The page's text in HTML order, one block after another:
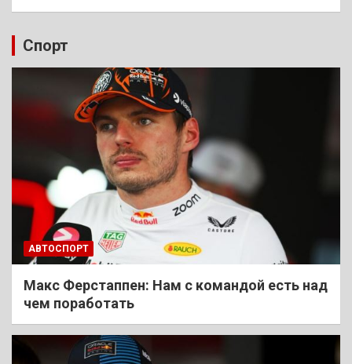
Спорт
АВТОСПОРТ
Макс Ферстаппен: Нам с командой есть над
чем поработать